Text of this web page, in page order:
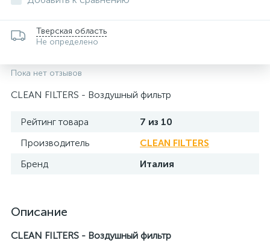
Тверская область
Не определено
Пока нет отзывов
CLEAN FILTERS - Воздушный фильтр
Рейтинг товара
7 из 10
Производитель
CLEAN FILTERS
Бренд
Италия
Описание
CLEAN FILTERS - Воздушный фильтр